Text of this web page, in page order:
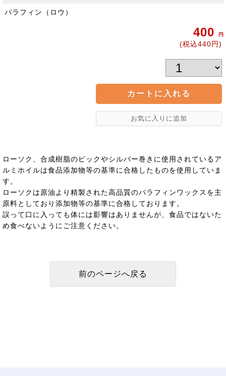
パラフィン（ロウ）
400 円
(税込440円)
ローソク、合成樹脂のピックやシルバー巻きに使用されているア
ルミホイルは食品添加物等の基準に合格したものを使用していま
す。
ローソクは原油より精製された高品質のパラフィンワックスを主
原料としており添加物等の基準に合格しております。
誤って口に入っても体には影響はありませんが、食品ではないた
め食べないようにご注意ください。